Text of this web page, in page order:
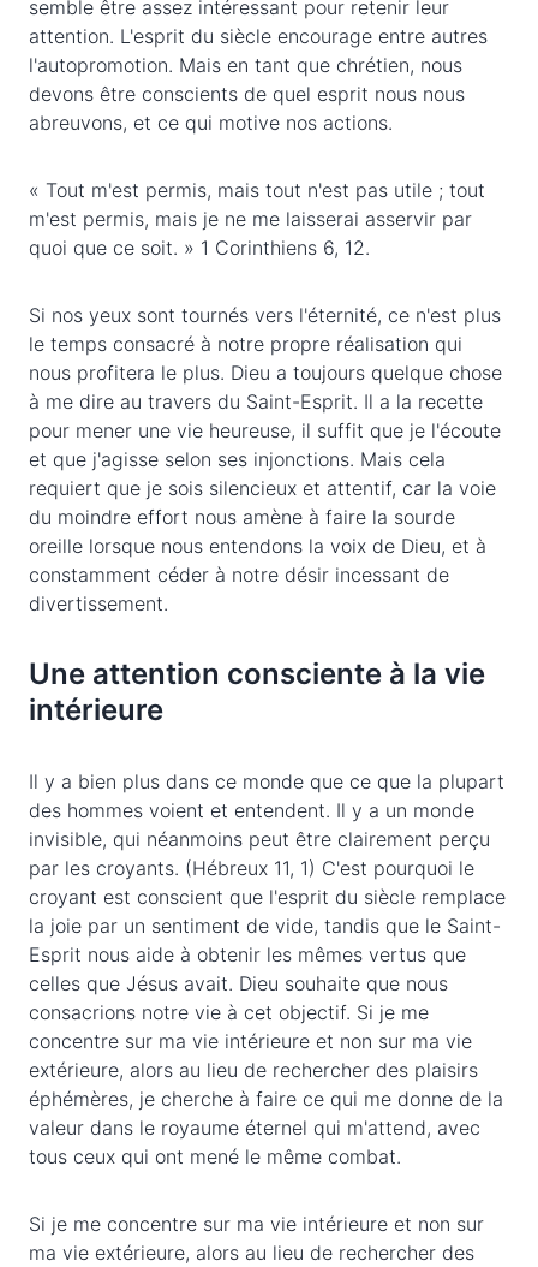
semble être assez intéressant pour retenir leur
attention. L'esprit du siècle encourage entre autres
l'autopromotion. Mais en tant que chrétien, nous
devons être conscients de quel esprit nous nous
abreuvons, et ce qui motive nos actions.
« Tout m'est permis, mais tout n'est pas utile ; tout
m'est permis, mais je ne me laisserai asservir par
quoi que ce soit. » 1 Corinthiens 6, 12.
Si nos yeux sont tournés vers l'éternité, ce n'est plus
le temps consacré à notre propre réalisation qui
nous profitera le plus. Dieu a toujours quelque chose
à me dire au travers du Saint-Esprit. Il a la recette
pour mener une vie heureuse, il suffit que je l'écoute
et que j'agisse selon ses injonctions. Mais cela
requiert que je sois silencieux et attentif, car la voie
du moindre effort nous amène à faire la sourde
oreille lorsque nous entendons la voix de Dieu, et à
constamment céder à notre désir incessant de
divertissement.
Une attention consciente à la vie
intérieure
Il y a bien plus dans ce monde que ce que la plupart
des hommes voient et entendent. Il y a un monde
invisible, qui néanmoins peut être clairement perçu
par les croyants. (Hébreux 11, 1) C'est pourquoi le
croyant est conscient que l'esprit du siècle remplace
la joie par un sentiment de vide, tandis que le Saint-
Esprit nous aide à obtenir les mêmes vertus que
celles que Jésus avait. Dieu souhaite que nous
consacrions notre vie à cet objectif. Si je me
concentre sur ma vie intérieure et non sur ma vie
extérieure, alors au lieu de rechercher des plaisirs
éphémères, je cherche à faire ce qui me donne de la
valeur dans le royaume éternel qui m'attend, avec
tous ceux qui ont mené le même combat.
Si je me concentre sur ma vie intérieure et non sur
ma vie extérieure, alors au lieu de rechercher des